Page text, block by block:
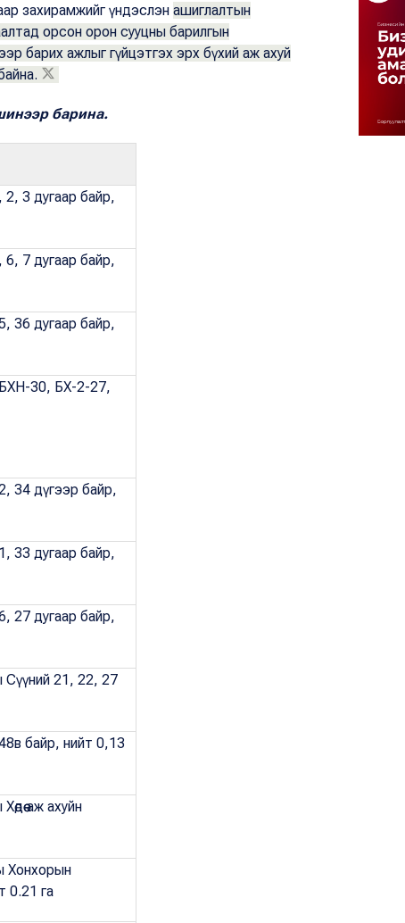
захирамжийг үндэслэн ашиглалтын
орсон орон сууцны барилгын
барих ажлыг гүйцэтгэх эрх бүхий аж ахуй
барина.
2, 3 дугаар байр,
6, 7 дугаар байр,
36 дугаар байр,
БХН-30, БХ-2-27,
34 дүгээр байр,
33 дугаар байр,
27 дугаар байр,
Сүүний 21, 22, 27
байр, нийт 0,13
аж ахуйн
Хонхорын
0.21 га